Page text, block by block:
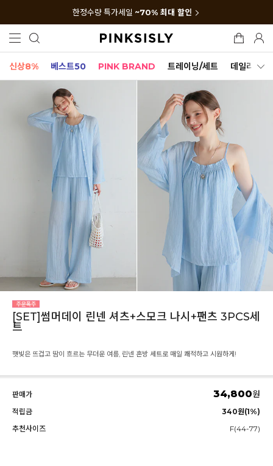
한정수량 특가세일 ~70% 최대 할인
신상8% 베스트50 PINK BRAND 트레이닝/세트 데일리세트
[SET]썸머데이 린넨 셔츠+스모크 나시+팬츠 3PCS세
트
햇빛은 뜨겁고 땀이 흐르는 무더운 여름, 린넨 혼방 세트로 매일 쾌적하고 시원하게!
판매가 34,800원
적립금
340원(1%)
추천사이즈
F(44-77)